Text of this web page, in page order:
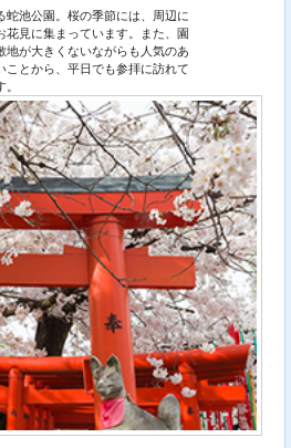
池公園。桜の季節には、周辺に
見に集まっています。また、園
地が大きくないながらも人気のあ
ことから、平日でも参拝に訪れて